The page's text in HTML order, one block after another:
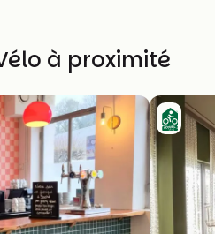
à proximité